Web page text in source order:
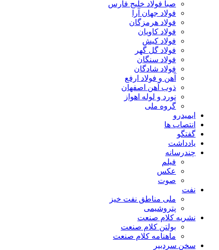
صبا فولاد خلیج فارس
فولاد جهان آرا
فولاد هرمزگان
فولاد کاویان
فولاد کیش
فولاد گل گهر
فولاد سنگان
فولاد شادگان
آهن و فولاد ارفع
ذوب آهن اصفهان
نورد و لوله اهواز
گروه ملی
ایمیدرو
انتصاب ها
گفتگو
یادداشت
چندرسانه
فیلم
عکس
صوت
نفت
ملی مناطق نفت خیز
پتروشیمی
نشریه کلام صنعت
بولتن کلام صنعت
ماهنامه کلام صنعت
سخن سردبیر